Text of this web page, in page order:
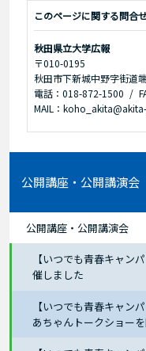
このページに関する問合
秋田県立大学広報
〒010-0195
秋田市下新城中野字街道
電話：018-872-1500
MAIL：
公開講座・公開講演会
公開講座・公開講演会
【いつでも青春キャン
催しました
【いつでも青春キャン
あちゃんトークショー